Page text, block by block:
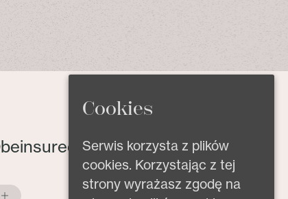
Cookies
Serwis korzysta z plików
cookies. Korzystając z tej
strony wyrażasz zgodę na